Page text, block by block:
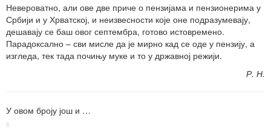
Невероватно, али ове две приче о пензијама и пензионерима у
Србији и у Хрватској, и неизвесности које оне подразумевају,
дешавају се баш овог септембра, готово истовремено.
Парадоксално – сви мисле да је мирно кад се оде у пензију, а
изгледа, тек тада почињу муке и то у државној режији.
Р. Н.
У овом броју још и …